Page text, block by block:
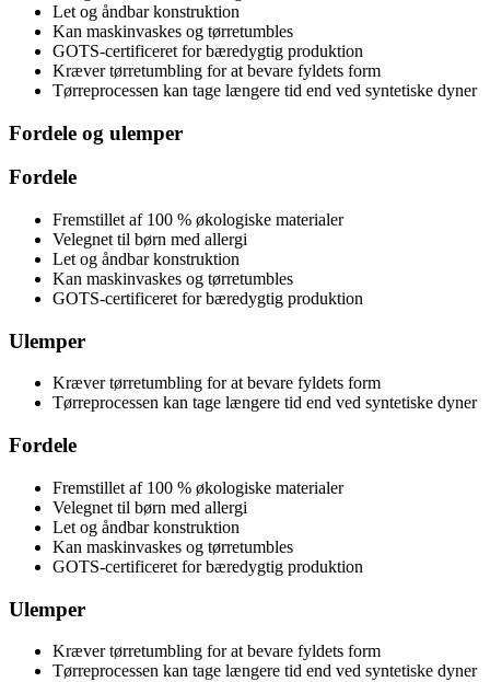
Let og åndbar konstruktion
Kan maskinvaskes og tørretumbles
GOTS-certificeret for bæredygtig produktion
Kræver tørretumbling for at bevare fyldets form
Tørreprocessen kan tage længere tid end ved syntetiske dyner
Fordele og ulemper
Fordele
Fremstillet af 100 % økologiske materialer
Velegnet til børn med allergi
Let og åndbar konstruktion
Kan maskinvaskes og tørretumbles
GOTS-certificeret for bæredygtig produktion
Ulemper
Kræver tørretumbling for at bevare fyldets form
Tørreprocessen kan tage længere tid end ved syntetiske dyner
Fordele
Fremstillet af 100 % økologiske materialer
Velegnet til børn med allergi
Let og åndbar konstruktion
Kan maskinvaskes og tørretumbles
GOTS-certificeret for bæredygtig produktion
Ulemper
Kræver tørretumbling for at bevare fyldets form
Tørreprocessen kan tage længere tid end ved syntetiske dyner